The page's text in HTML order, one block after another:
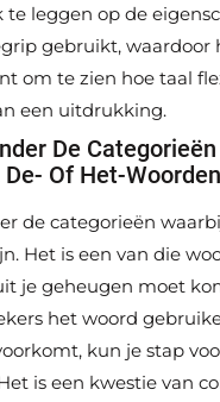
leggen op de
gebruikt, waardoor
om te zien hoe taal
een uitdrukking.
De
Of Het-
de categorieën
Het is een van die
je geheugen moet
het woord
kun je stap
is een kwestie van